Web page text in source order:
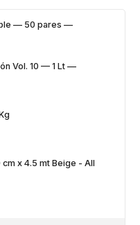
— 50 pares —
Vol. 10 — 1 Lt —
x 4.5 mt Beige - All